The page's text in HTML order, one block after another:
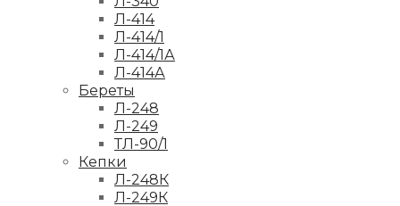
Л-414
Л-414/1
Л-414/1А
Л-414А
Береты
Л-248
Л-249
ТЛ-90/1
Кепки
Л-248К
Л-249К